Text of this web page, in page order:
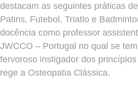
destacam as seguintes práticas
Patins, Futebol, Triatlo e
docência como professor
JWCCO – Portugal no qual se
fervoroso instigador dos
rege a Osteopatia Clássica.